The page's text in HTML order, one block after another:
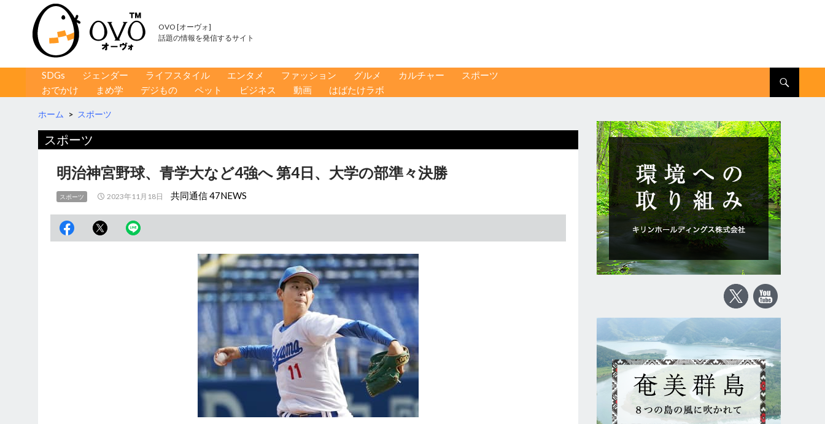
OVO [オーヴォ]
話題の情報を発信するサイト
コンテンツへ移動
SDGs ジェンダー ライフスタイル エンタメ ファッション グルメ カルチャー
スポーツ
おでかけ
まめ学 デジもの ペット ビジネス 動画 はばたけラボ
ホーム > スポーツ
スポーツ
明治神宮野球、青学大など4強へ 第4日、大学の部準々決勝
スポーツ 2023年11月18日 共同通信 47NEWS